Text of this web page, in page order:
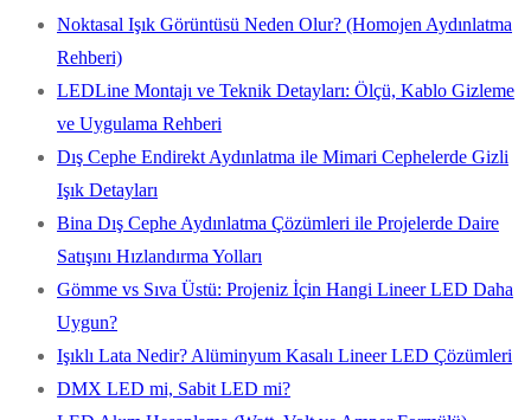
Noktasal Işık Görüntüsü Neden Olur? (Homojen Aydınlatma
Rehberi)
LEDLine Montajı ve Teknik Detayları: Ölçü, Kablo Gizleme
ve Uygulama Rehberi
Dış Cephe Endirekt Aydınlatma ile Mimari Cephelerde Gizli
Işık Detayları
Bina Dış Cephe Aydınlatma Çözümleri ile Projelerde Daire
Satışını Hızlandırma Yolları
Gömme vs Sıva Üstü: Projeniz İçin Hangi Lineer LED Daha
Uygun?
Işıklı Lata Nedir? Alüminyum Kasalı Lineer LED Çözümleri
DMX LED mi, Sabit LED mi?